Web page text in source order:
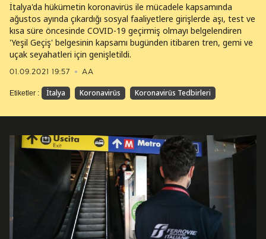
01.09.2021 19:57 AA
İtalya'da hükümetin koronavirüs ile mücadele kapsamında
ağustos ayında çıkardığı sosyal faaliyetlere girişlerde aşı, test ve
kısa süre öncesinde COVID-19 geçirmiş olmayı belgelendiren
'Yeşil Geçiş' belgesinin kapsamı bugünden itibaren tren, gemi ve
uçak seyahatleri için genişletildi.
Etiketler : İtalya Koronavirüs Koronavirüs Tedbirleri